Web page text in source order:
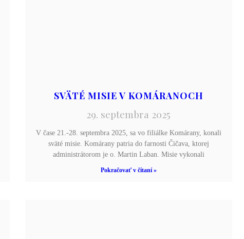
SVÄTÉ MISIE V KOMÁRANOCH
29. septembra 2025
V čase 21.-28. septembra 2025, sa vo filiálke Komárany, konali
sväté misie. Komárany patria do farnosti Čičava, ktorej
administrátorom je o. Martin Laban. Misie vykonali
Pokračovať v čítaní »